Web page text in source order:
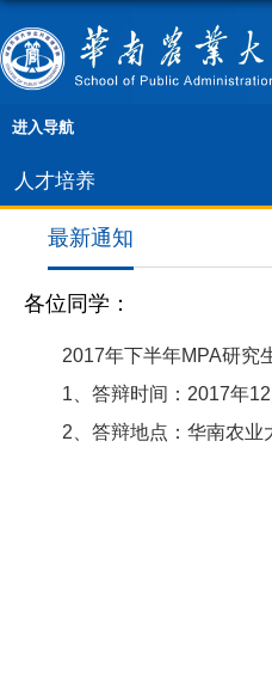
进入导航
人才培养
最新通知
各位同学：
2017年下半年MPA研究
1 、答辩时间： 2017年12
2 、答辩地点：华南农